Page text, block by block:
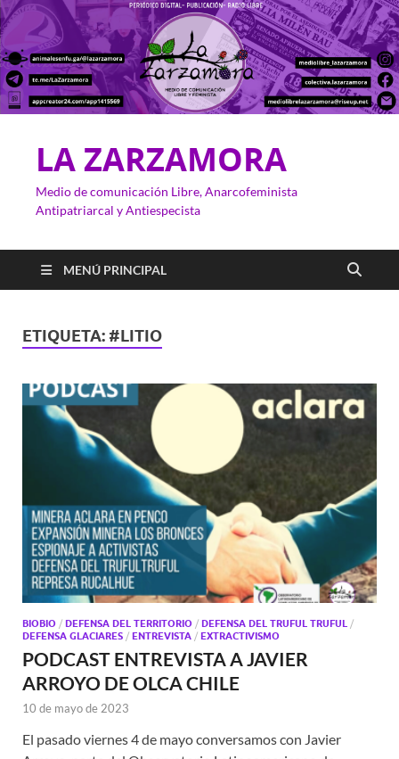
LA ZARZAMORA
Medio de comunicación Libre, Anarcofeminista
Antipatriarcal y Antiespecista
MENÚ PRINCIPAL
ETIQUETA: #LITIO
BIOBIO / DEFENSA DEL TERRITORIO / DEFENSA DEL TRUFUL TRUFUL /
DEFENSA GLACIARES / ENTREVISTA / EXTRACTIVISMO
PODCAST ENTREVISTA A JAVIER
ARROYO DE OLCA CHILE
10 de mayo de 2023
El pasado viernes 4 de mayo conversamos con Javier